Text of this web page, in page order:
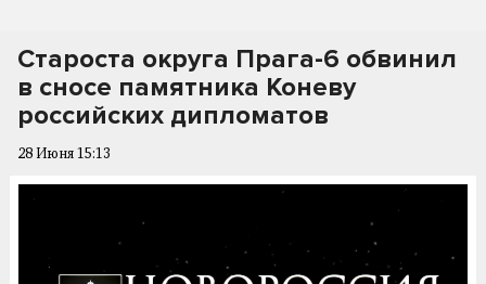
Староста округа Прага-6 обвинил
в сносе памятника Коневу
российских дипломатов
28 Июня 15:13